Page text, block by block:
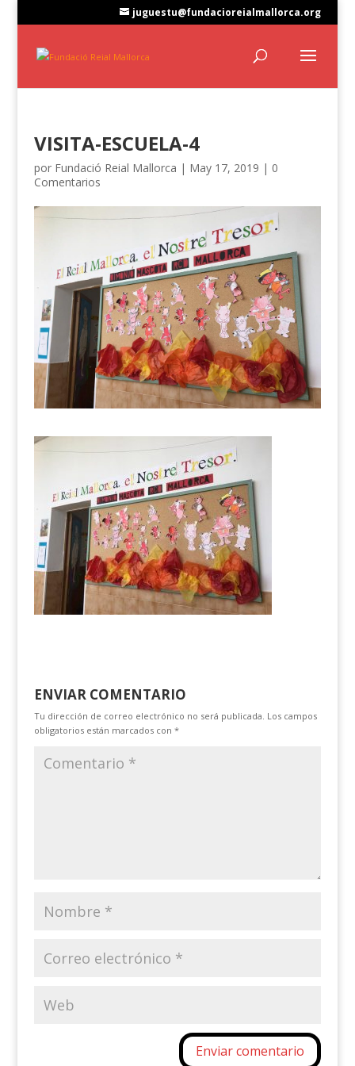
juguestu@fundacioreialmallorca.org
VISITA-ESCUELA-4
por Fundació Reial Mallorca | May 17, 2019 | 0
Comentarios
ENVIAR COMENTARIO
Tu dirección de correo electrónico no será publicada. Los campos
obligatorios están marcados con *